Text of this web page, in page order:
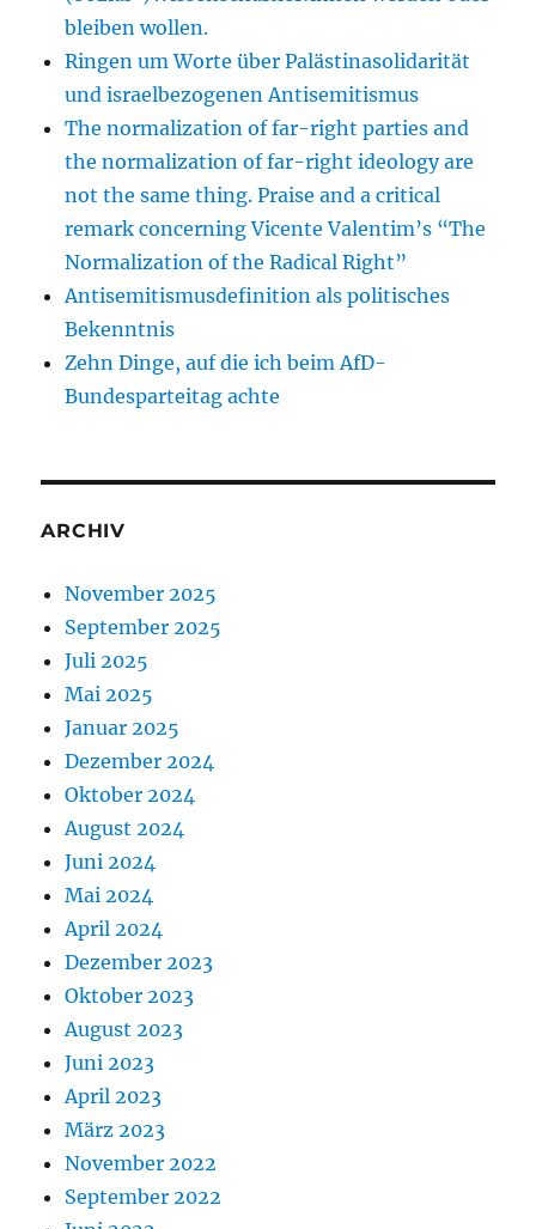
bleiben wollen.
Ringen um Worte über Palästinasolidarität
und israelbezogenen Antisemitismus
The normalization of far-right parties and
the normalization of far-right ideology are
not the same thing. Praise and a critical
remark concerning Vicente Valentim’s “The
Normalization of the Radical Right”
Antisemitismusdefinition als politisches
Bekenntnis
Zehn Dinge, auf die ich beim AfD-
Bundesparteitag achte
ARCHIV
November 2025
September 2025
Juli 2025
Mai 2025
Januar 2025
Dezember 2024
Oktober 2024
August 2024
Juni 2024
Mai 2024
April 2024
Dezember 2023
Oktober 2023
August 2023
Juni 2023
April 2023
März 2023
November 2022
September 2022